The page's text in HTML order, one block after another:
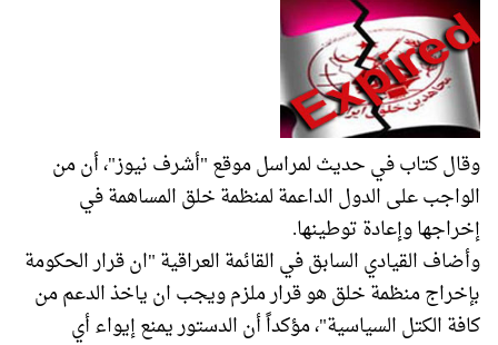
وقال كتاب في حديث لمراسل موقع "أشرف نيوز"، أن من
الواجب على الدول الداعمة لمنظمة خلق المساهمة في
إخراجها وإعادة توطينها.
وأضاف القيادي السابق في القائمة العراقية "ان قرار الحكومة
بإخراج منظمة خلق هو قرار ملزم ويجب ان ياخذ الدعم من
كافة الكتل السياسية"، مؤكداً أن الدستور يمنع إيواء أي